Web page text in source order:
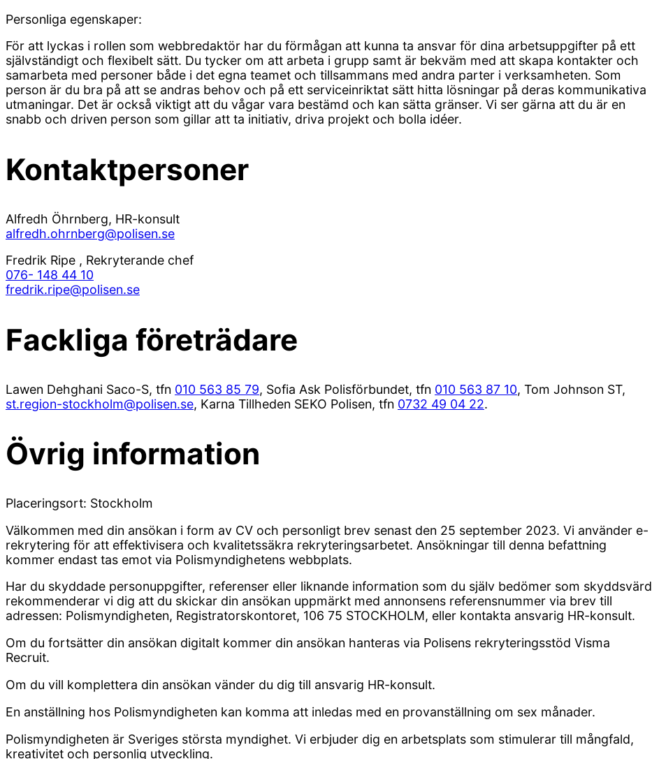
Personliga egenskaper:
För att lyckas i rollen som webbredaktör har du förmågan att kunna ta ansvar för dina arbetsuppgifter på ett
självständigt och flexibelt sätt. Du tycker om att arbeta i grupp samt är bekväm med att skapa kontakter och
samarbeta med personer både i det egna teamet och tillsammans med andra parter i verksamheten. Som
person är du bra på att se andras behov och på ett serviceinriktat sätt hitta lösningar på deras kommunikativa
utmaningar. Det är också viktigt att du vågar vara bestämd och kan sätta gränser. Vi ser gärna att du är en
snabb och driven person som gillar att ta initiativ, driva projekt och bolla idéer.
Kontaktpersoner
Alfredh Öhrnberg, HR-konsult
alfredh.ohrnberg@polisen.se
Fredrik Ripe , Rekryterande chef
076- 148 44 10
fredrik.ripe@polisen.se
Fackliga företrädare
Lawen Dehghani Saco-S, tfn 010 563 85 79, Sofia Ask Polisförbundet, tfn 010 563 87 10, Tom Johnson ST,
st.region-stockholm@polisen.se, Karna Tillheden SEKO Polisen, tfn 0732 49 04 22.
Övrig information
Placeringsort: Stockholm
Välkommen med din ansökan i form av CV och personligt brev senast den 25 september 2023. Vi använder e-
rekrytering för att effektivisera och kvalitetssäkra rekryteringsarbetet. Ansökningar till denna befattning
kommer endast tas emot via Polismyndighetens webbplats.
Har du skyddade personuppgifter, referenser eller liknande information som du själv bedömer som skyddsvärd
rekommenderar vi dig att du skickar din ansökan uppmärkt med annonsens referensnummer via brev till
adressen: Polismyndigheten, Registratorskontoret, 106 75 STOCKHOLM, eller kontakta ansvarig HR-konsult.
Om du fortsätter din ansökan digitalt kommer din ansökan hanteras via Polisens rekryteringsstöd Visma
Recruit.
Om du vill komplettera din ansökan vänder du dig till ansvarig HR-konsult.
En anställning hos Polismyndigheten kan komma att inledas med en provanställning om sex månader.
Polismyndigheten är Sveriges största myndighet. Vi erbjuder dig en arbetsplats som stimulerar till mångfald,
kreativitet och personlig utveckling.